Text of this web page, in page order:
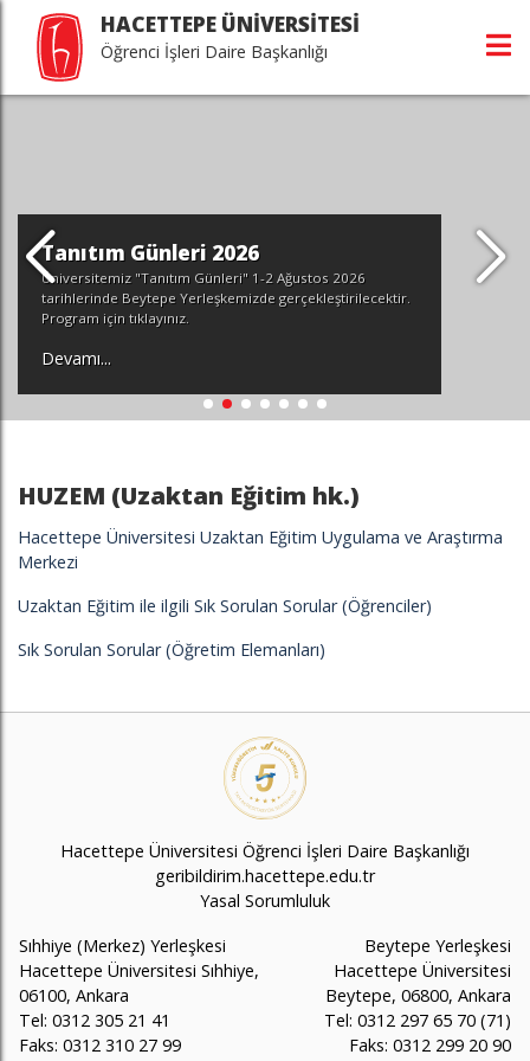
HACETTEPE ÜNİVERSİTESİ
Öğrenci İşleri Daire Başkanlığı
2026
Günleri" 1-2 Ağustos 2026
gerçekleştirilecektir.
STUDY AT
Hacettepe
HUZEM (Uzaktan Eğitim hk.)
Hacettepe Üniversitesi Uzaktan Eğitim Uygulama ve Araştırma
Merkezi
Uzaktan Eğitim ile ilgili Sık Sorulan Sorular (Öğrenciler)
Sık Sorulan Sorular (Öğretim Elemanları)
Hacettepe Üniversitesi Öğrenci İşleri Daire Başkanlığı
geribildirim.hacettepe.edu.tr
Yasal Sorumluluk
Sıhhiye (Merkez) Yerleşkesi
Hacettepe Üniversitesi Sıhhiye,
06100, Ankara
Tel: 0312 305 21 41
Faks: 0312 310 27 99
Beytepe Yerleşkesi
Hacettepe Üniversitesi
Beytepe, 06800, Ankara
Tel: 0312 297 65 70 (71)
Faks: 0312 299 20 90